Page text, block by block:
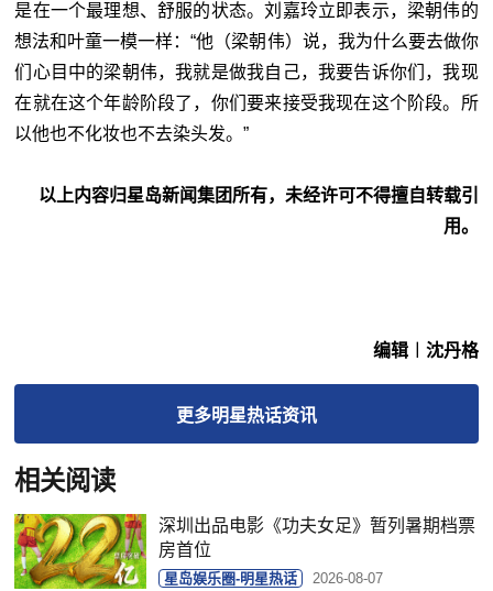
是在一个最理想、舒服的状态。刘嘉玲立即表示，梁朝伟的
想法和叶童一模一样：“他（梁朝伟）说，我为什么要去做你
们心目中的梁朝伟，我就是做我自己，我要告诉你们，我现
在就在这个年龄阶段了，你们要来接受我现在这个阶段。所
以他也不化妆也不去染头发。”
以上内容归星岛新闻集团所有，未经许可不得擅自转载引
用。
编辑︱沈丹格
更多明星热话资讯
相关阅读
深圳出品电影《功夫女足》暂列暑期档票
房首位
星岛娱乐圈-明星热话 2026-08-07